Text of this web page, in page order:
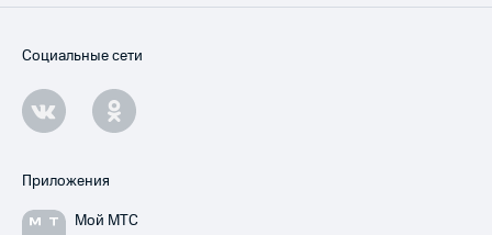
Социальные сети
Приложения
Мой МТС